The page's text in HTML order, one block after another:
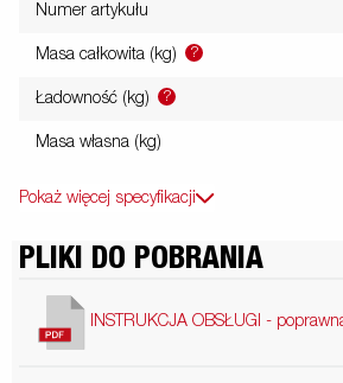
Numer artykułu
Masa całkowita (kg) ?
Ładowność (kg) ?
Masa własna (kg)
Pokaż więcej specyfikacji
PLIKI DO POBRANIA
INSTRUKCJA OBSŁUGI -